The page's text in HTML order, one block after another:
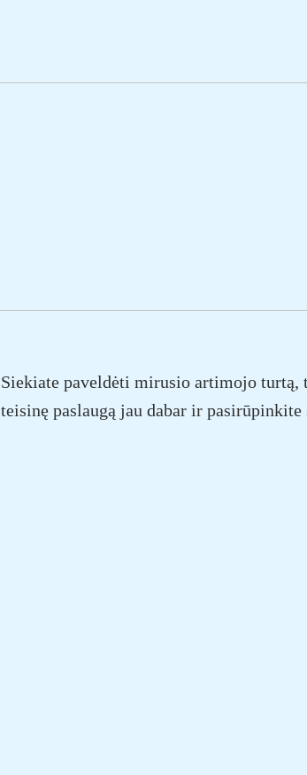
Siekiate paveldėti mirusio artimojo turtą,
teisinę paslaugą jau dabar ir